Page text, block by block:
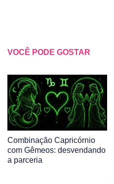
VOCÊ PODE GOSTAR
Combinação Capricórnio
com Gêmeos: desvendando
a parceria